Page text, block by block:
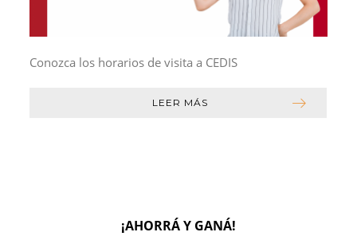
Conozca los horarios de visita a CEDIS
LEER MÁS
¡AHORRÁ Y GANÁ!